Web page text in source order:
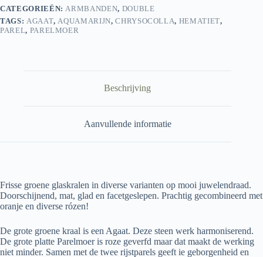
CATEGORIEËN: ARMBANDEN, DOUBLE
TAGS: AGAAT, AQUAMARIJN,CHRYSOCOLLA, HEMATIET,
PAREL, PARELMOER
Beschrijving
Aanvullende informatie
Frisse groene glaskralen in diverse varianten op mooi juwelendraad.
Doorschijnend, mat, glad en facetgeslepen. Prachtig gecombineerd met
oranje en diverse rózen!
De grote groene kraal is een Agaat. Deze steen werk harmoniserend.
De grote platte Parelmoer is roze geverfd maar dat maakt de werking
niet minder. Samen met de twee rijstparels geeft ie geborgenheid en